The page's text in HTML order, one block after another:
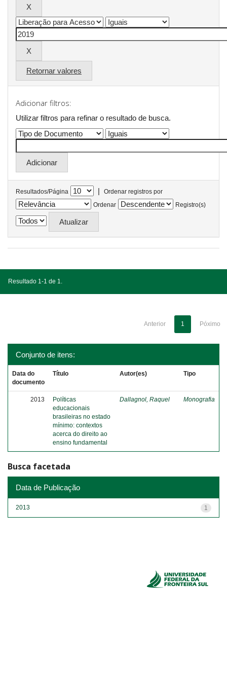
Retornar valores
Adicionar filtros:
Utilizar filtros para refinar o resultado de busca.
Resultados/Página |
Ordenar registros por
Ordenar
Registro(s)
Resultado 1-1 de 1.
Anterior 1 Póximo
Conjunto de itens:
Data do
documento
Título Autor(es) Tipo
2013
Políticas
educacionais
brasileiras no estado
mínimo: contextos
acerca do direito ao
ensino fundamental
Dallagnol, Raquel Monografia
Busca facetada
Data de Publicação
1
2013